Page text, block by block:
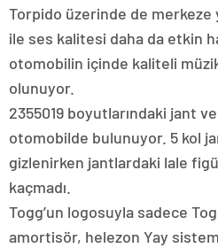
Torpido üzerinde de
ile ses kalitesi daha da etkin
otomobilin içinde kaliteli
olunuyor.
2355019 boyutlarındaki jant
otomobilde bulunuyor. 5 kol
gizlenirken jantlardaki lale
kaçmadı.
Togg’un logosuyla sadece
amortisör, helezon Yay